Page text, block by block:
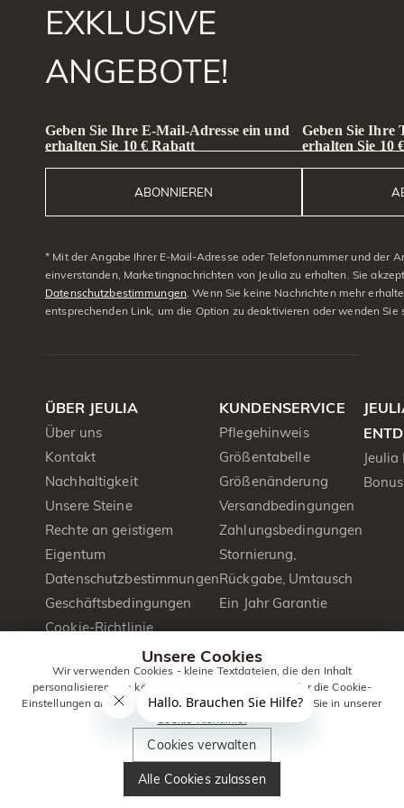
EXKLUSIVE
ANGEBOTE!
Geben Sie Ihre E-Mail-Adresse ein und
erhalten Sie 10 € Rabatt
ABONNIEREN
Geben Sie Ihre
erhalten Sie 10
* Mit der Angabe Ihrer E-Mail-Adresse oder Telefonnummer und der
einverstanden, Marketingnachrichten von Jeulia zu erhalten. Sie
Datenschutzbestimmungen. Wenn Sie keine Nachrichten mehr
entsprechenden Link, um die Option zu deaktivieren oder wenden Sie
ÜBER JEULIA
Über uns
Kontakt
Nachhaltigkeit
Unsere Steine
Rechte an geistigem
Eigentum
Datenschutzbestimmungen
Geschäftsbedingungen
Cookie-Richtlinie
Produktbroschüre
KUNDENSERVICE
Pflegehinweis
Größentabelle
Größenänderung
Versandbedingungen
Zahlungsbedingungen
Stornierung,
Rückgabe, Umtausch
Ein Jahr Garantie
Jeulia
Jeulia
Jewelry
. Alle Rechte
vorbehalten.
Unsere Cookies
Wir verwenden Cookies - kleine Textdateien, die den Inhalt
personalisieren. Sie können alle Cookies zulassen oder die Cookie-
Einstellungen anpassen. Weitere Informationen erhalten Sie in unserer
Cookie-Richtlinie.
Cookies verwalten
Alle Cookies zulassen